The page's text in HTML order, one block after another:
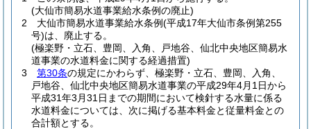
(大仙市簡易水道事業給水条例の廃止)
2
大仙市簡易水道事業給水条例(平成17年大仙市条例第255
号)は、廃止する。
(極楽野・立石、豊岡、入角、戸地谷、仙北中央地区簡易水
道事業の水道料金に関する経過措置)
3
第30条の規定にかわらず、極楽野・立石、豊岡、入角、
戸地谷、仙北中央地区簡易水道事業の平成29年4月1日から
平成31年3月31日までの期間において検針する水量に係る
水道料金については、次に掲げる基本料金と従量料金との
合計額とする。